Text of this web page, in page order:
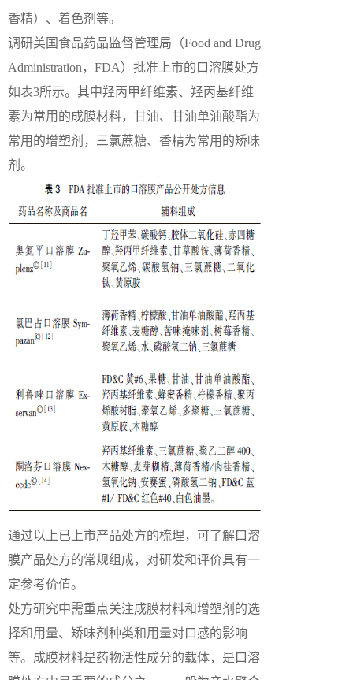
香精）、着色剂等。
调研美国食品药品监督管理局（Food and Drug
Administration，FDA）批准上市的口溶膜处方
如表3所示。其中羟丙甲纤维素、羟丙基纤维
素为常用的成膜材料，甘油、甘油单油酸酯为
常用的增塑剂，三氯蔗糖、香精为常用的矫味
剂。
通过以上已上市产品处方的梳理，可了解口溶
膜产品处方的常规组成，对研发和评价具有一
定参考价值。
处方研究中需重点关注成膜材料和增塑剂的选
择和用量、矫味剂种类和用量对口感的影响
等。成膜材料是药物活性成分的载体，是口溶